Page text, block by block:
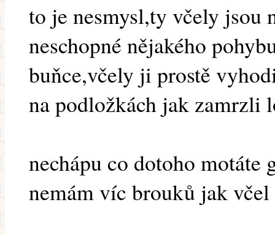
to je nesmysl,ty včely jsou
neschopné nějakého
buňce,včely ji prostě
na podložkách jak zamrzli
nechápu co dotoho motáte
nemám víc brouků jak včel